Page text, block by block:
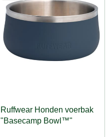
Ruffwear Honden voerbak
"Basecamp Bowl™"